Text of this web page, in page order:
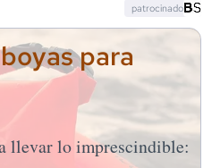
para
llevar lo imprescindible:
patrocinado